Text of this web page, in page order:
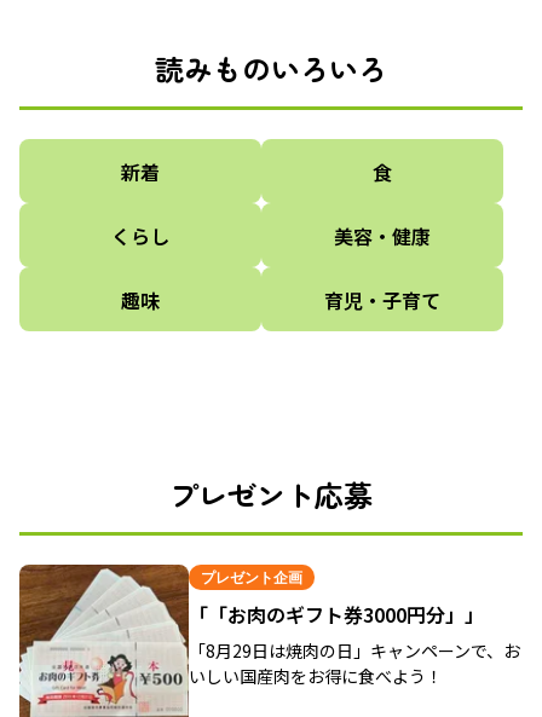
読みものいろいろ
新着 食
くらし 美容・健康
趣味 育児・子育て
プレゼント応募
プレゼント企画
「「お肉のギフト券3000円分」」
「8月29日は焼肉の日」キャンペーンで、お
いしい国産肉をお得に食べよう！